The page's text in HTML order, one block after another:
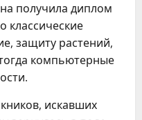
получила диплом
классические
защиту растений,
компьютерные
искавших